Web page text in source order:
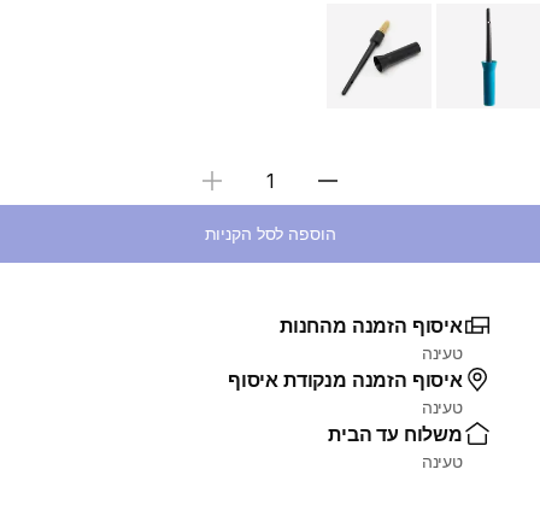
Choose a variant
בחירת כמות
הוספה לסל הקניות
איסוף הזמנה מהחנות
טעינה
איסוף הזמנה מנקודת איסוף
טעינה
משלוח עד הבית
טעינה